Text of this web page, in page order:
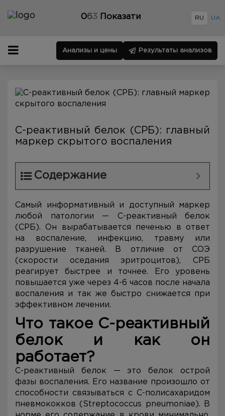
063 Показати RU UA
Анализы и цены Результаты анализов
С-реактивный белок (СРБ): главный
маркер скрытого воспаления
Содержание
Самый информативный и доступный маркер
любой патологии — С-реактивный белок
(СРБ). Он вырабатывается печенью в ответ
на воспаление, инфекцию, травму или
разрушение тканей. В отличие от СОЭ
(скорости оседания эритроцитов), СРБ
реагирует быстрее и точнее. Его уровень
повышается уже через 4-6 часов после начала
воспаления и так же быстро снижается при
эффективном лечении.
Что такое С-реактивный
белок и как он
работает?
С-реактивный белок — это белок острой
фазы воспаления. Его название произошло от
способности связываться с С-полисахаридом
пневмококков (Streptococcus pneumoniae). В